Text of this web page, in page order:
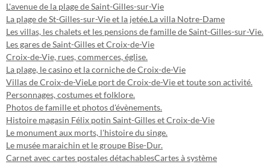
L'avenue de la plage de Saint-Gilles-sur-Vie
La plage de St-Gilles-sur-Vie et la jetée.La villa Notre-Dame
Les villas, les chalets et les pensions de famille de Saint-Gilles-sur-Vie.
Les gares de Saint-Gilles et Croix-de-Vie
Croix-de-Vie, rues, commerces, église.
La plage, le casino et la corniche de Croix-de-Vie
Villas de Croix-de-VieLe port de Croix-de-Vie et toute son activité.
Personnages, costumes et folklore.
Photos de famille et photos d'évènements.
Histoire magasin Félix potin Saint-Gilles et Croix-de-Vie
Le monument aux morts, l'histoire du singe.
Le musée maraichin et le groupe Bise-Dur.
Carnet avec cartes postales détachablesCartes à système